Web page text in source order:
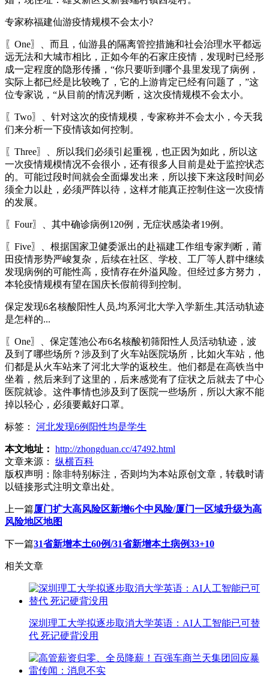
专家称福建仙游疫情规模不会太小?
〖One〗、而且，仙游县的隔离管控措施和社会治理水平都远
远无法和大城市相比，正如今年的石家庄疫情，发现时已经形
成一定程度的隐形传播，“你只要听到哪个县里发现了病例，
实际上都已经是比较晚了，它的上游肯定已经有问题了，”这
位专家说，“从目前的情况判断，这次疫情规模不会太小。
〖Two〗、针对这次的疫情规模，专家称并不会太小，今天我
们来分析一下疫情该如何控制。
〖Three〗、所以我们必须引起重视，也正因为如此，所以这
一次疫情规模情况不会很小，还有很多人目前是处于监控状态
的。可能过段时间就会全面爆发出来，所以接下来这段时间必
须全力以赴，必须严阵以待，这样才能真正控制住这一次疫情
的发展。
〖Four〗、其中确诊病例120例，无症状感染者19例。
〖Five〗、根据国家卫健委派出的赴福建工作组专家判断，莆
田疫情形势严峻复杂，后续在社区、学校、工厂等人群中继续
发现病例的可能性高，疫情存在外溢风险。但经过多方努力，
本轮疫情规模有望在国庆长假前得到控制。
保定发现6名核酸阳性人员,均系河北大学入学新生,其活动轨迹
是怎样的...
〖One〗、保定莲池公布6名核酸初筛阳性人员活动轨迹，波
及到了哪些场所？涉及到了火车站医院场所，比如火车站，他
们都是从火车站来了河北大学的返校生。他们都是在高铁当中
坐着，然后来到了这里的，后来感觉有了症状之后就去了中心
医院就诊。这件事情也涉及到了医院一些场所，所以大家不能
掉以轻心，必须要戴好口罩。
标签： 河北发现6例阳性均是学生
本文地址： http://zhongduan.cc/47492.html
文章来源：
纵横百科
版权声明： 除非特别标注，否则均为本站原创文章，转载时请
以链接形式注明文章出处。
上一篇厦门扩大高风险区新增6个中风险/厦门一区域升级为高
风险地区地图
下一篇31省新增本土60例/31省新增本土病例33+10
相关文章
深圳理工大学拟逐步取消大学英语：AI人工智能已可替
代 死记硬背没用